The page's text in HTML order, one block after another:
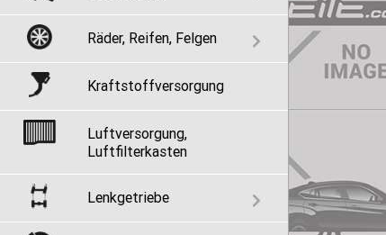
Räder, Reifen, Felgen
Kraftstoffversorgung
Luftversorgung,
Luftfilterkasten
Lenkgetriebe